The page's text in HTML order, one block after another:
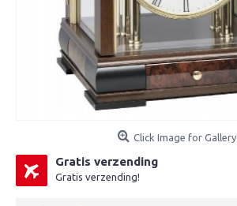
Click Image for Gallery
Gratis verzending
Gratis verzending!